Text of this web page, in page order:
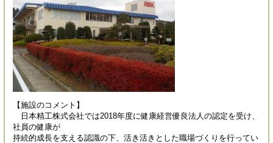
【施設のコメント】
日本精工株式会社では2018年度に健康経営優良法人の認定を受け、
社員の健康が
持続的成長を支える認識の下、活き活きとした職場づくりを行ってい